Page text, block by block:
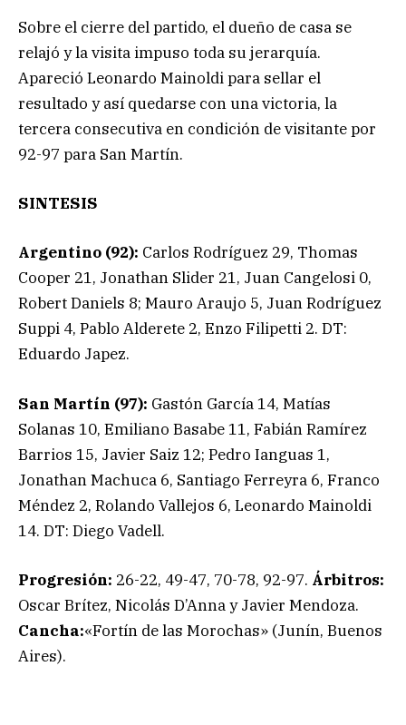
Sobre el cierre del partido, el dueño de casa se
relajó y la visita impuso toda su jerarquía.
Apareció Leonardo Mainoldi para sellar el
resultado y así quedarse con una victoria, la
tercera consecutiva en condición de visitante por
92-97 para San Martín.
SINTESIS
Argentino (92): Carlos Rodríguez 29, Thomas
Cooper 21, Jonathan Slider 21, Juan Cangelosi 0,
Robert Daniels 8; Mauro Araujo 5, Juan Rodríguez
Suppi 4, Pablo Alderete 2, Enzo Filipetti 2. DT:
Eduardo Japez.
San Martín (97): Gastón García 14, Matías
Solanas 10, Emiliano Basabe 11, Fabián Ramírez
Barrios 15, Javier Saiz 12; Pedro Ianguas 1,
Jonathan Machuca 6, Santiago Ferreyra 6, Franco
Méndez 2, Rolando Vallejos 6, Leonardo Mainoldi
14. DT: Diego Vadell.
Progresión: 26-22, 49-47, 70-78, 92-97. Árbitros:
Oscar Brítez, Nicolás D’Anna y Javier Mendoza.
Cancha:«Fortín de las Morochas» (Junín, Buenos
Aires).